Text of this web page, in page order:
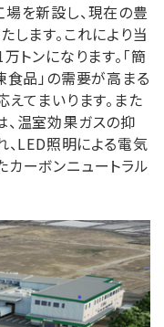
を新設し、現在の豊
ます。これにより当
トンになります。「簡
食品」の需要が高まる
てまいります。また
温室効果ガスの抑
、LED照明による電気
ーボンニュートラル